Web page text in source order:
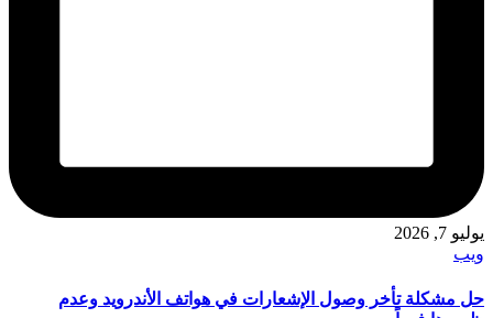
يوليو 7, 2026
نُشر
ويب
حل مشكلة تأخر وصول الإشعارات في هواتف الأندرويد وعدم